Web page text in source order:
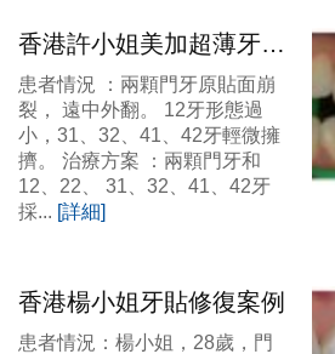
香港許小姐美加超薄牙貼
面修復
患者情況 ：兩顆門牙原貼面崩
裂， 遠中外翻。 12牙形態過
小，31、32、41、42牙輕微擁
擠。 治療方案 ：兩顆門牙和
12、22、 31、32、41、42牙
採... [詳細]
香港楊小姐牙貼修復案例
患者情況：楊小姐，28歲，門